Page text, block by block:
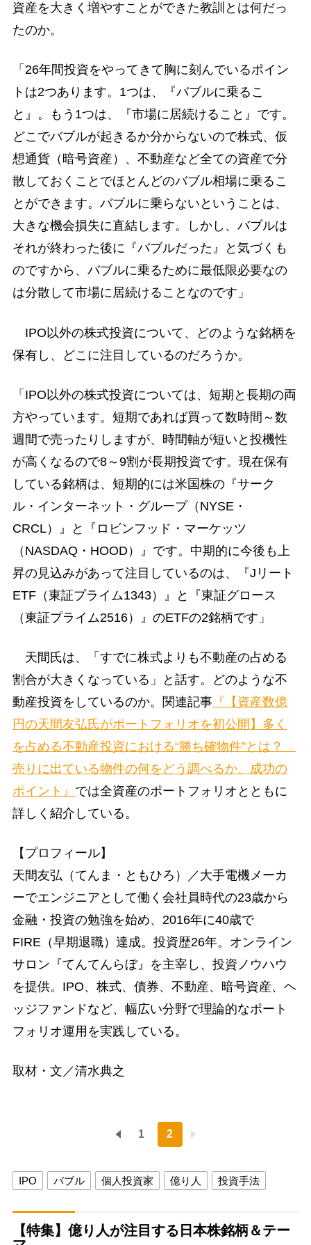
資産を大きく増やすことができた教訓とは何だっ
たのか。
「26年間投資をやってきて胸に刻んでいるポイン
トは2つあります。1つは、『バブルに乗るこ
と』。もう1つは、『市場に居続けること』です。
どこでバブルが起きるか分からないので株式、仮
想通貨（暗号資産）、不動産など全ての資産で分
散しておくことでほとんどのバブル相場に乗るこ
とができます。バブルに乗らないということは、
大きな機会損失に直結します。しかし、バブルは
それが終わった後に『バブルだった』と気づくも
のですから、バブルに乗るために最低限必要なの
は分散して市場に居続けることなのです」
IPO以外の株式投資について、どのような銘柄を
保有し、どこに注目しているのだろうか。
「IPO以外の株式投資については、短期と長期の両
方やっています。短期であれば買って数時間～数
週間で売ったりしますが、時間軸が短いと投機性
が高くなるので8～9割が長期投資です。現在保有
している銘柄は、短期的には米国株の『サーク
ル・インターネット・グループ（NYSE・
CRCL）』と『ロビンフッド・マーケッツ
（NASDAQ・HOOD）』です。中期的に今後も上
昇の見込みがあって注目しているのは、『Jリート
ETF（東証プライム1343）』と『東証グロース
（東証プライム2516）』のETFの2銘柄です」
天間氏は、「すでに株式よりも不動産の占める
割合が大きくなっている」と話す。どのような不
動産投資をしているのか。関連記事『【資産数億
円の天間友弘氏がポートフォリオを初公開】多く
を占める不動産投資における“勝ち確物件”とは？
売りに出ている物件の何をどう調べるか、成功の
ポイント』 では全資産のポートフォリオとともに
詳しく紹介している。
【プロフィール】
天間友弘（てんま・ともひろ）／大手電機メーカ
ーでエンジニアとして働く会社員時代の23歳から
金融・投資の勉強を始め、2016年に40歳で
FIRE（早期退職）達成。投資歴26年。オンライン
サロン『てんてんらぼ』を主宰し、投資ノウハウ
を提供。IPO、株式、債券、不動産、暗号資産、ヘ
ッジファンドなど、幅広い分野で理論的なポート
フォリオ運用を実践している。
取材・文／清水典之
1 2
IPO バブル 個人投資家 億り人 投資手法
【特集】億り人が注目する日本株銘柄＆テー